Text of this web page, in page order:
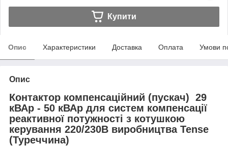
Купити
Опис Характеристики Доставка Оплата Умови
Опис
Контактор компенсаційний (пускач) 29
кВАр - 50 кВАр для систем компенсації
реактивної потужності з котушкою
керування 220/230В виробництва Tense
(Туреччина)